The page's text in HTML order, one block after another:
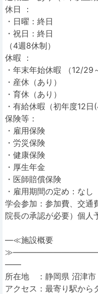
休日 ：
・日曜：終日
・祝日：終日
（4週8休制）
休暇 ：
・年末年始休暇 （12/29
・産休（あり）
・育休（あり）
・有給休暇（初年度12
保険等：
・雇用保険
・労災保険
・健康保険
・厚生年金
・医師賠償保険
・雇用期間の定め：なし
学会参加：参加費、交通
院長の承認が必要）個人
―≪施設概要
――
所在地 ：静岡県 沼津市
アクセス：最寄り駅から